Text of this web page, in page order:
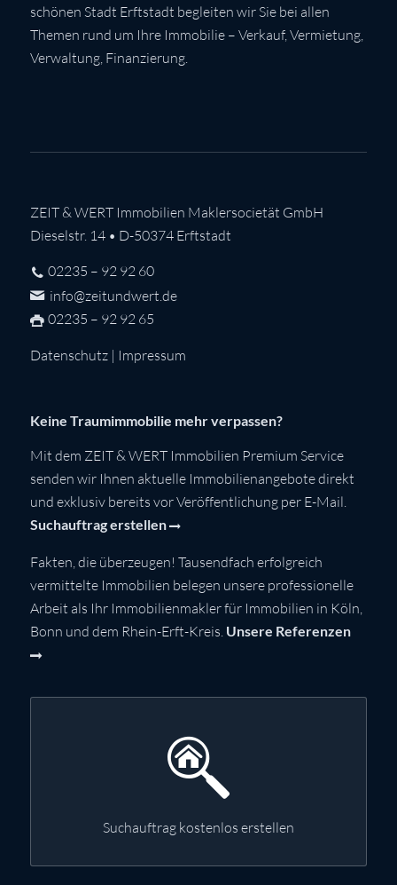
schönen Stadt Erftstadt begleiten wir Sie bei allen
Themen rund um Ihre Immobilie – Verkauf, Vermietung,
Verwaltung, Finanzierung.
ZEIT & WERT Immobilien Maklersocietät GmbH
Dieselstr. 14 • D-50374 Erftstadt
02235 – 92 92 60
info@zeitundwert.de
02235 – 92 92 65
Datenschutz| Impressum
Keine Traumimmobilie mehr verpassen?
Mit dem ZEIT & WERT Immobilien Premium Service
senden wir Ihnen aktuelle Immobilienangebote direkt
und exklusiv bereits vor Veröffentlichung per E-Mail.
Suchauftrag erstellen
Fakten, die überzeugen! Tausendfach erfolgreich
vermittelte Immobilien belegen unsere professionelle
Arbeit als Ihr Immobilienmakler für Immobilien in Köln,
Bonn und dem Rhein-Erft-Kreis. Unsere Referenzen
Suchauftrag kostenlos erstellen